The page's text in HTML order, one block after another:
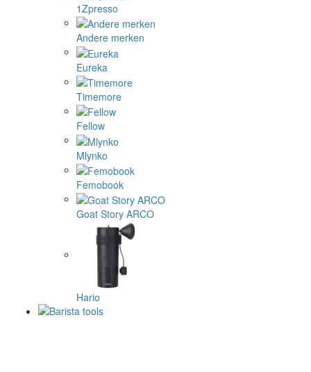
1Zpresso
Andere merken
Eureka
Timemore
Fellow
Mlynko
Femobook
Goat Story ARCO
Hario